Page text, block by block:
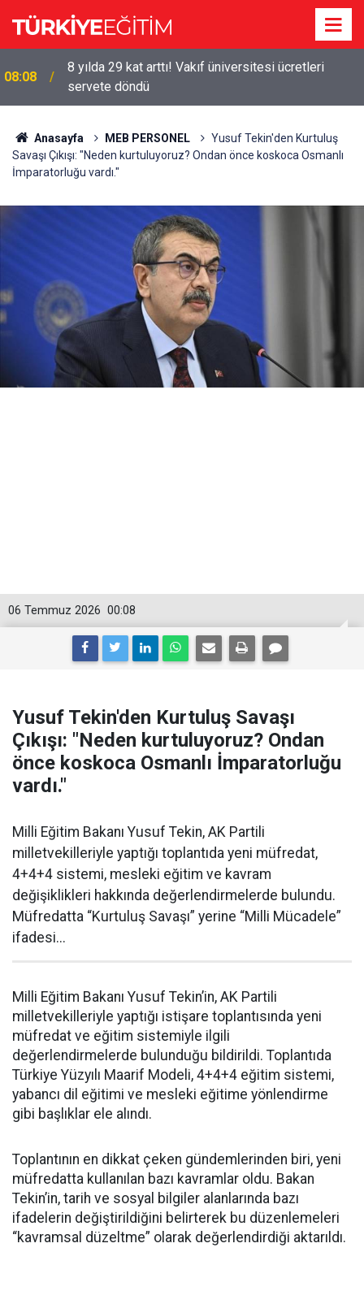
08:08
8 yılda 29 kat arttı! Vakıf üniversitesi ücretleri
servete döndü
Anasayfa MEB PERSONEL
Yusuf Tekin'den Kurtuluş
Savaşı Çıkışı: "Neden kurtuluyoruz? Ondan önce koskoca Osmanlı
İmparatorluğu vardı."
00:08
06 Temmuz 2026
Yusuf Tekin'den Kurtuluş Savaşı
Çıkışı: "Neden kurtuluyoruz? Ondan
önce koskoca Osmanlı İmparatorluğu
vardı."
Milli Eğitim Bakanı Yusuf Tekin, AK Partili
milletvekilleriyle yaptığı toplantıda yeni müfredat,
4+4+4 sistemi, mesleki eğitim ve kavram
değişiklikleri hakkında değerlendirmelerde bulundu.
Müfredatta “Kurtuluş Savaşı” yerine “Milli Mücadele”
ifadesi...
Milli Eğitim Bakanı Yusuf Tekin’in, AK Partili
milletvekilleriyle yaptığı istişare toplantısında yeni
müfredat ve eğitim sistemiyle ilgili
değerlendirmelerde bulunduğu bildirildi. Toplantıda
Türkiye Yüzyılı Maarif Modeli, 4+4+4 eğitim sistemi,
yabancı dil eğitimi ve mesleki eğitime yönlendirme
gibi başlıklar ele alındı.
Toplantının en dikkat çeken gündemlerinden biri, yeni
müfredatta kullanılan bazı kavramlar oldu. Bakan
Tekin’in, tarih ve sosyal bilgiler alanlarında bazı
ifadelerin değiştirildiğini belirterek bu düzenlemeleri
“kavramsal düzeltme” olarak değerlendirdiği aktarıldı.